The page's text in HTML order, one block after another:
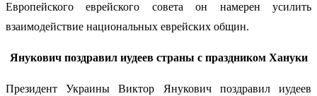
Европейского еврейского совета он намерен усилить
взаимодействие национальных еврейских общин.
Янукович поздравил иудеев страны с праздником Хануки
Президент Украины Виктор Янукович поздравил иудеев